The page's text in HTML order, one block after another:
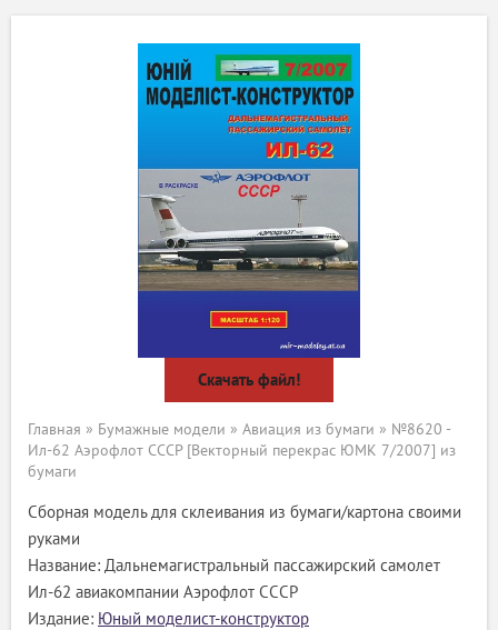
Скачать файл!
Главная » Бумажные модели » Авиация из бумаги » №8620 -
Ил-62 Аэрофлот СССР [Векторный перекрас ЮМК 7/2007] из
бумаги
Сборная модель для склеивания из бумаги/картона своими
руками
Название: Дальнемагистральный пассажирский самолет
Ил-62 авиакомпании Аэрофлот СССР
Издание: Юный моделист-конструктор